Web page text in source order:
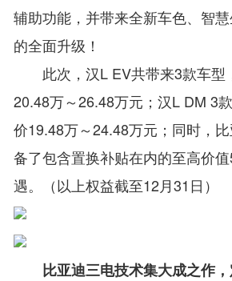
辅助功能，并带来全新车色、智
的全面升级！
此次，汉L EV共带来3款车型
20.48万～26.48万元；汉L DM 3
价19.48万～24.48万元；同时，
备了包含置换补贴在内的至高价
遇。（以上权益截至12月31日）
比亚迪三电技术集大成之作